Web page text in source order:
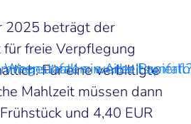
2025 beträgt der
freie Verpflegung
Für eine verbilligte
Mahlzeit müssen dann
und 4,40 EUR
weiter
Wegeunfall ein